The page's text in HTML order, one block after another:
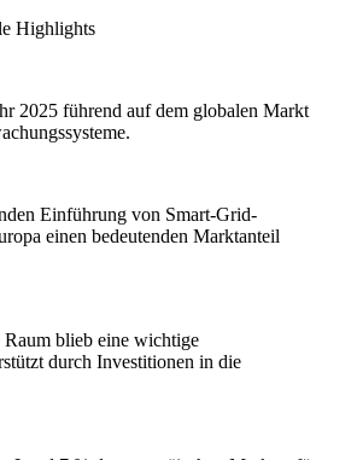
Highlights
2025 führend auf dem globalen Markt
Einführung von Smart-Grid-
einen bedeutenden Marktanteil
blieb eine wichtige
durch Investitionen in die